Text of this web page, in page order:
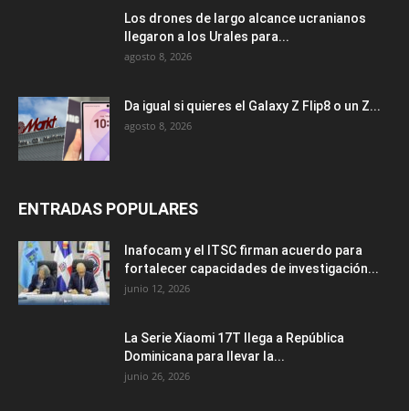
Los drones de largo alcance ucranianos
llegaron a los Urales para...
agosto 8, 2026
Da igual si quieres el Galaxy Z Flip8 o un Z...
agosto 8, 2026
ENTRADAS POPULARES
Inafocam y el ITSC firman acuerdo para
fortalecer capacidades de investigación...
junio 12, 2026
La Serie Xiaomi 17T llega a República
Dominicana para llevar la...
junio 26, 2026